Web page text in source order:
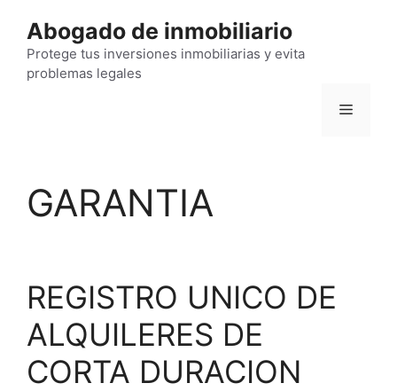
contenido
Abogado de inmobiliario
Protege tus inversiones inmobiliarias y evita
problemas legales
Menú
GARANTIA
REGISTRO UNICO DE
ALQUILERES DE
CORTA DURACION